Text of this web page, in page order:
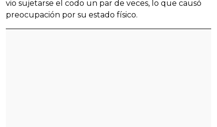
vio sujetarse el codo un par de veces, lo que causó
preocupación por su estado físico.